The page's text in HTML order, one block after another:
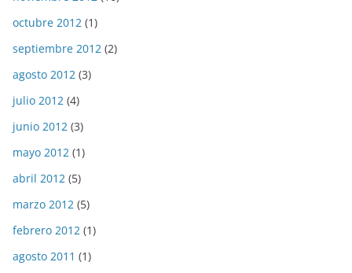
octubre 2012 (1)
septiembre 2012 (2)
agosto 2012 (3)
julio 2012 (4)
junio 2012 (3)
mayo 2012 (1)
abril 2012 (5)
marzo 2012 (5)
febrero 2012 (1)
agosto 2011 (1)